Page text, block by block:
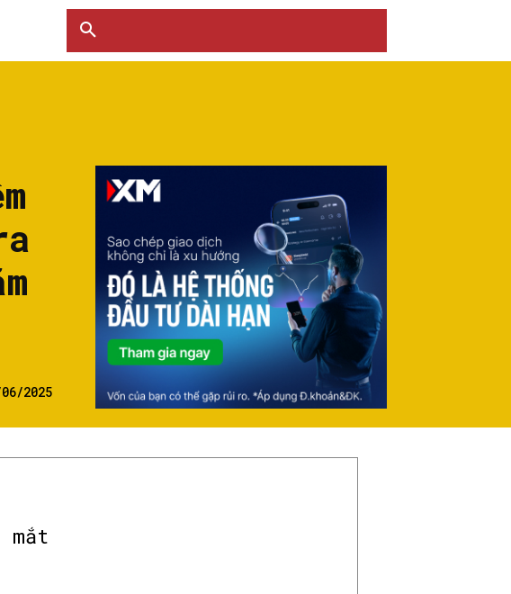
2025